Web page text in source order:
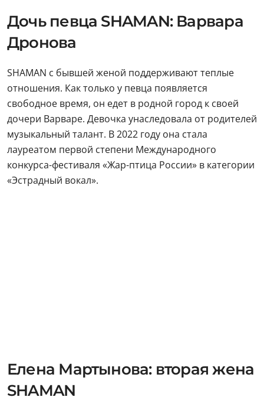
Дочь певца SHAMAN: Варвара
Дронова
SHAMAN с бывшей женой поддерживают теплые
отношения. Как только у певца появляется
свободное время, он едет в родной город к своей
дочери Варваре. Девочка унаследовала от родителей
музыкальный талант. В 2022 году она стала
лауреатом первой степени Международного
конкурса-фестиваля «Жар-птица России» в категории
«Эстрадный вокал».
Елена Мартынова: вторая жена
SHAMAN